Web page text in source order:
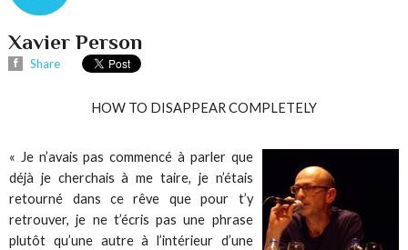
Xavier Person
Share
HOW TO DISAPPEAR COMPLETELY
« Je n’avais pas commencé à parler que
déjà je cherchais à me taire, je n’étais
retourné dans ce rêve que pour t’y
retrouver, je ne t’écris pas une phrase
plutôt qu’une autre à l’intérieur d’une